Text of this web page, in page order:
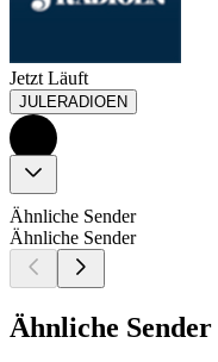
Jetzt Läuft
JULERADIOEN
Ähnliche Sender
Ähnliche Sender
Ähnliche Sender